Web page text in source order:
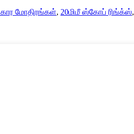
மோதிரங்கள், 20மிமீ ஸ்கோப் ரிங்க்ஸ்,